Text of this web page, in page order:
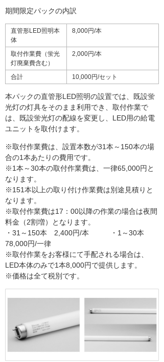
期間限定パックの内訳
直管形LED照明本
体
8,000円/本
取付作業費（蛍光
灯廃棄費含む）
2,000円/本
合計 10,000円/セット
本パックの直管形LED照明の設置では、既設蛍
光灯の灯具をそのまま利用でき、取付作業で
は、既設蛍光灯の配線を変更し、LED用の給電
ユニットを取付けます。
※取付作業費は、設置本数が31本～150本の場
合の1本あたりの費用です。
※1本～30本の取付作業費は、一律65,000円と
なります。
※151本以上の取り付け作業費は別途見積りと
なります。
※取付作業費は17：00以降の作業の場合は夜間
料金（2割増）となります。
・31～150本 2,400円/本 ・1～30本
78,000円/一律
※取付作業をお客様にて手配される場合は、
LED本体のみで1本8,000円で提供します。
※価格は全て税別です。